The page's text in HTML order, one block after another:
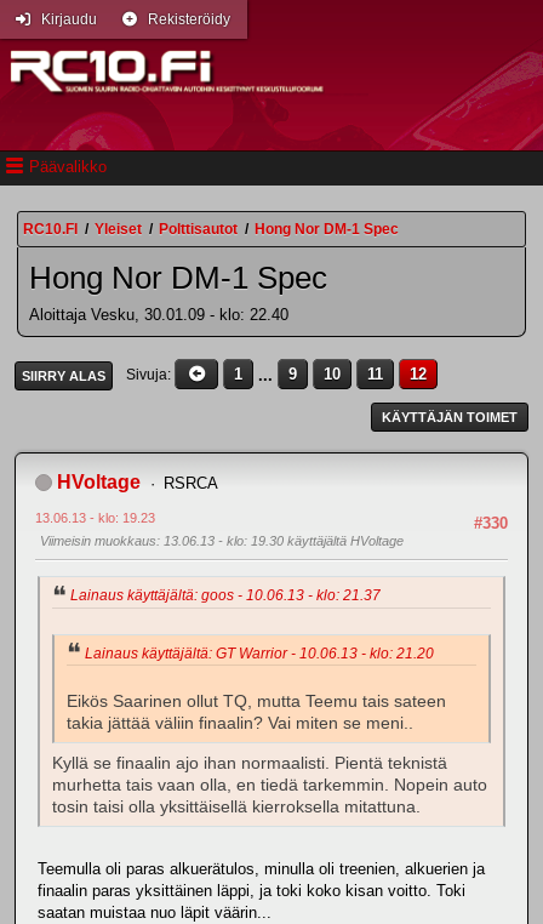
Päävalikko
Kirjaudu Rekisteröidy
RC10.FI / Yleiset / Polttisautot / Hong Nor DM-1 Spec
Hong Nor DM-1 Spec
Aloittaja Vesku, 30.01.09 - klo: 22.40
SIIRRY ALAS Sivuja 1 ... 9 10 11 12
KÄYTTÄJÄN TOIMET
HVoltage RSRCA
#330
13.06.13 - klo: 19.23
Viimeisin muokkaus: 13.06.13 - klo: 19.30 käyttäjältä HVoltage
Lainaus käyttäjältä: goos - 10.06.13 - klo: 21.37
Lainaus käyttäjältä: GT Warrior - 10.06.13 - klo: 21.20
Eikös Saarinen ollut TQ, mutta Teemu tais sateen
takia jättää väliin finaalin? Vai miten se meni..
Kyllä se finaalin ajo ihan normaalisti. Pientä teknistä
murhetta tais vaan olla, en tiedä tarkemmin. Nopein auto
tosin taisi olla yksittäisellä kierroksella mitattuna.
Teemulla oli paras alkuerätulos, minulla oli treenien, alkuerien ja
finaalin paras yksittäinen läppi, ja toki koko kisan voitto. Toki
saatan muistaa nuo läpit väärin...